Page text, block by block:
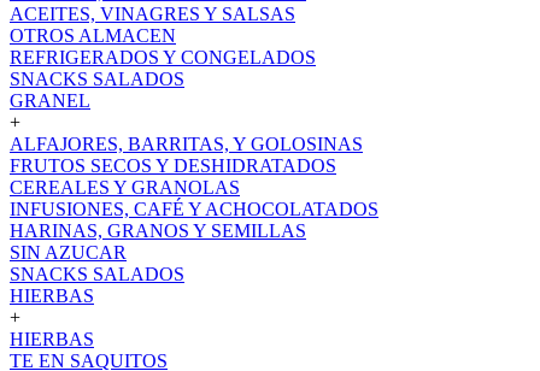
ACEITES, VINAGRES Y SALSAS
OTROS ALMACEN
REFRIGERADOS Y CONGELADOS
SNACKS SALADOS
GRANEL
+
ALFAJORES, BARRITAS, Y GOLOSINAS
FRUTOS SECOS Y DESHIDRATADOS
CEREALES Y GRANOLAS
INFUSIONES, CAFÉ Y ACHOCOLATADOS
HARINAS, GRANOS Y SEMILLAS
SIN AZUCAR
SNACKS SALADOS
HIERBAS
+
HIERBAS
TE EN SAQUITOS